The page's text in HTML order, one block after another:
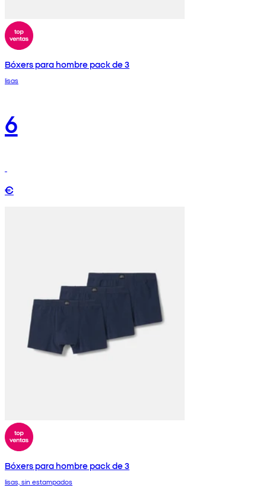
Bóxers para hombre pack de 3
lisas
6
€
Bóxers para hombre pack de 3
lisas, sin estampados